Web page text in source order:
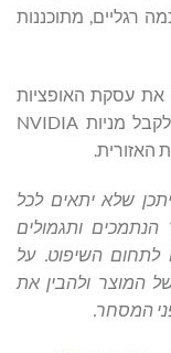
רגליים, מתוכננות
את עסקת האופציות
הראשונה שלהם למניות בארה"ב עשויים לקבל מניות NVIDIA
שלא יתאים לכל
ותגמולים
לתחום השיפוט. על
המוצר ולהבין את
המסחר.